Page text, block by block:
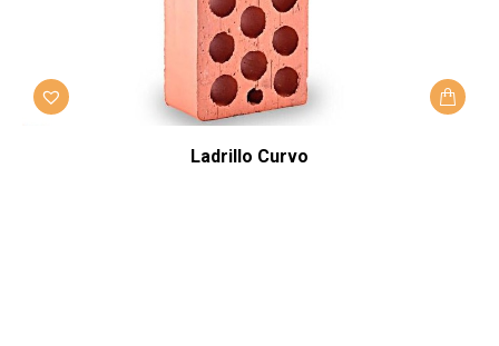
Ladrillo Curvo